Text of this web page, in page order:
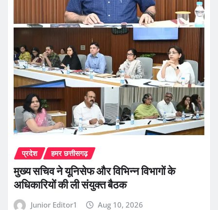
प्रदेश हमर छत्तीसगढ़
मुख्य सचिव ने यूनिसेफ और विभिन्न विभागों के
अधिकारियों की ली संयुक्त बैठक
Junior Editor1 Aug 10, 2026